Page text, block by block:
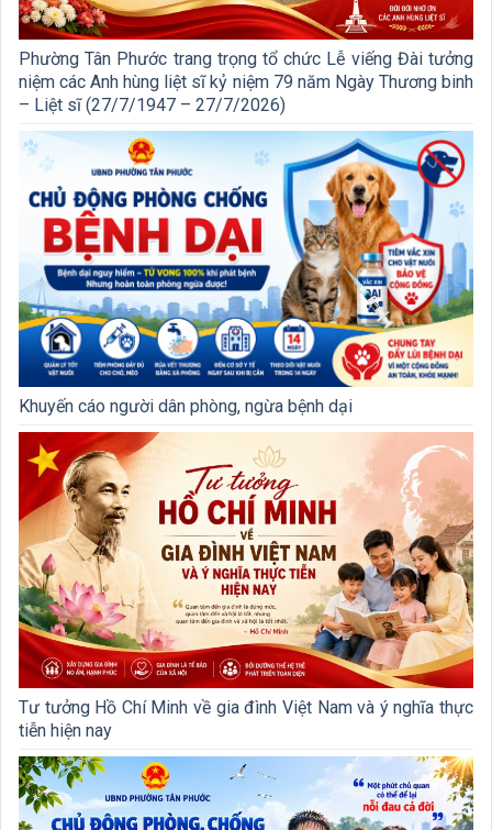
Phường Tân Phước trang trọng tổ chức Lễ viếng Đài tưởng
niệm các Anh hùng liệt sĩ kỷ niệm 79 năm Ngày Thương binh
– Liệt sĩ (27/7/1947 – 27/7/2026)
Khuyến cáo người dân phòng, ngừa bệnh dại
Tư tưởng Hồ Chí Minh về gia đình Việt Nam và ý nghĩa thực
tiễn hiện nay